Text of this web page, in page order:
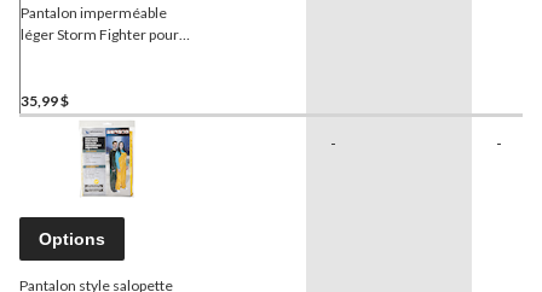
Pantalon imperméable
léger Storm Fighter pour
35,99 $
Options
Pantalon style salopette
- -